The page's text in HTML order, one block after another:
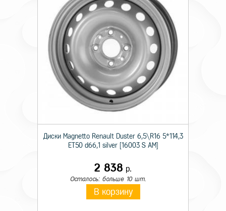
Диски Magnetto Renault Duster 6,5\R16 5*114,3
ET50 d66,1 silver [16003 S AM]
2 838 р.
Осталось: больше 10 шт.
В корзину